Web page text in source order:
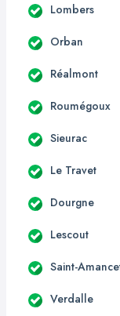
Lombers
Orban
Réalmont
Roumégoux
Sieurac
Le Travet
Dourgne
Lescout
Saint-
Verdalle